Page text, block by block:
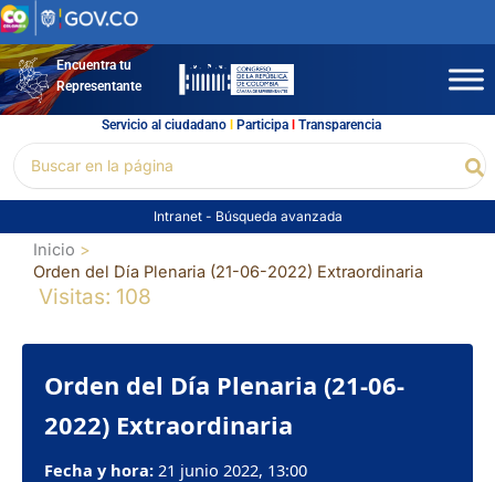
Ir
al
contenidoEncuentra tu
Representante
Servicio al ciudadano l Participal Transparencia
por:
Intranet - Búsqueda avanzada
Inicio
Orden del Día Plenaria (21-06-2022) Extraordinaria
Visitas: 108
Orden del Día Plenaria (21-06-
2022) Extraordinaria
Fecha y hora: 21 junio 2022, 13:00